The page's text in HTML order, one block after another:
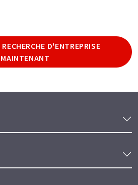
RECHERCHE D'ENTREPRISE
MAINTENANT